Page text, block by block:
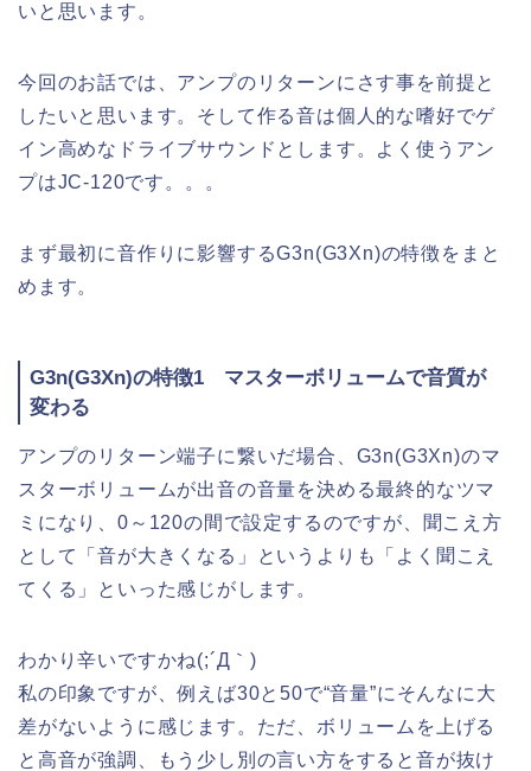
いと思います。
今回のお話では、アンプのリターンにさす事を前提と
したいと思います。そして作る音は個人的な嗜好でゲ
イン高めなドライブサウンドとします。よく使うアン
プはJC-120です。。。
まず最初に音作りに影響するG3n(G3Xn)の特徴をまと
めます。
G3n(G3Xn)の特徴1 マスターボリュームで音質が
変わる
アンプのリターン端子に繋いだ場合、G3n(G3Xn)のマ
スターボリュームが出音の音量を決める最終的なツマ
ミになり、0～120の間で設定するのですが、聞こえ方
として「音が大きくなる」というよりも「よく聞こえ
てくる」といった感じがします。
わかり辛いですかね(;´Д｀)
私の印象ですが、例えば30と50で“音量”にそんなに大
差がないように感じます。ただ、ボリュームを上げる
と高音が強調、もう少し別の言い方をすると音が抜け